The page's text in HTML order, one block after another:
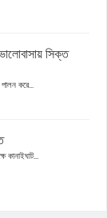
সিক্ত
করে...
কানাইঘাট...